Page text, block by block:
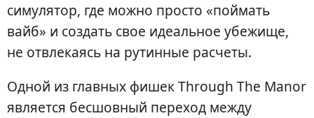
симулятор, где можно просто «поймать
вайб» и создать свое идеальное убежище,
не отвлекаясь на рутинные расчеты.
Одной из главных фишек Through The Manor
является бесшовный переход между